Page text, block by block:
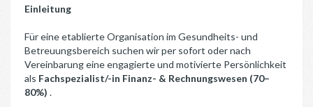
Einleitung
Für eine etablierte Organisation im Gesundheits- und
Betreuungsbereich suchen wir per sofort oder nach
Vereinbarung eine engagierte und motivierte Persönlichkeit
als Fachspezialist/-in Finanz- & Rechnungswesen (70–
80%) .